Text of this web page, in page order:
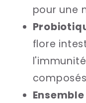
pour une
flore
Ensemble